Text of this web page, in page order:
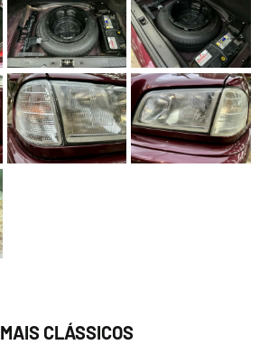
MAIS CLÁSSICOS